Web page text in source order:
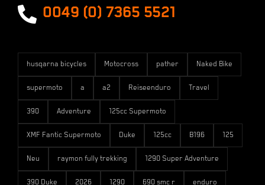
0049 (0) 7365 5521
husqarna bicycles Motocross pather Naked Bike
supermoto a a2 Reiseenduro Travel
390 Adventure 125cc Supermoto
XMF Fantic Supermoto Duke 125cc B196 125
Neu raymon fully trekking 1290 Super Adventure
390 Duke 2026 1290 690 smc r enduro